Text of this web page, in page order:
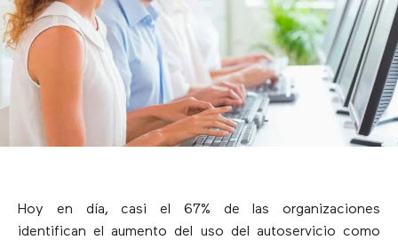
Hoy en día, casi el 67% de las organizaciones
identifican el aumento del uso del autoservicio como